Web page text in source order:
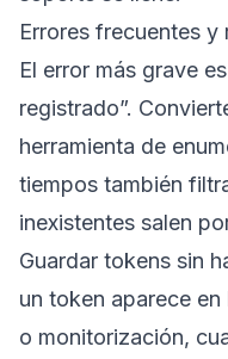
Errores frecuentes y
El error más grave
registrado”.
herramienta de
tiempos también
inexistentes salen
Guardar tokens sin
un token aparece
o monitorización,